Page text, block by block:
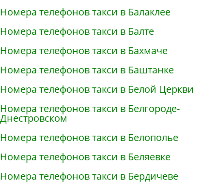
Номера телефонов такси в Балаклее
Номера телефонов такси в Балте
Номера телефонов такси в Бахмаче
Номера телефонов такси в Баштанке
Номера телефонов такси в Белой Церкви
Номера телефонов такси в Белгороде-
Днестровском
Номера телефонов такси в Белополье
Номера телефонов такси в Беляевке
Номера телефонов такси в Бердичеве